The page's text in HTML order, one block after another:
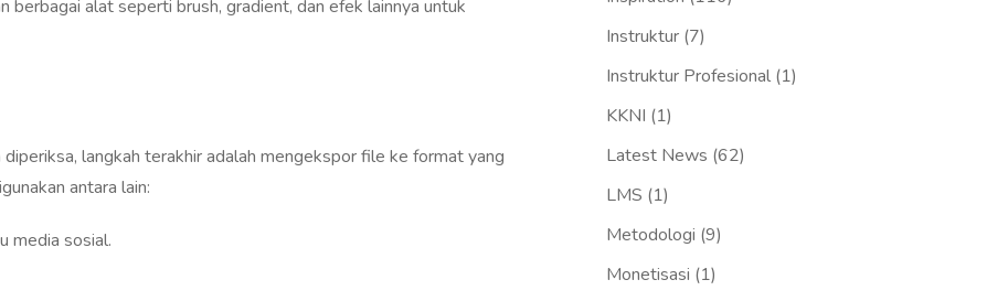
berbagai alat seperti brush, gradient, dan efek lainnya untuk
langkah terakhir adalah mengekspor file ke format yang
antara lain:
media sosial.
Instruktur(7)
Instruktur Profesional(1)
KKNI (1)
Latest News (62)
LMS (1)
Metodologi (9)
Monetisasi (1)